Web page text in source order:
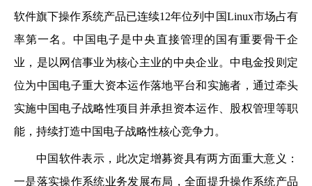
软件旗下操作系统产品已连续12年位列中国Linux市场占有
率第一名。中国电子是中央直接管理的国有重要骨干企
业，是以网信事业为核心主业的中央企业。中电金投则定
位为中国电子重大资本运作落地平台和实施者，通过牵头
实施中国电子战略性项目并承担资本运作、股权管理等职
能，持续打造中国电子战略性核心竞争力。
中国软件表示，此次定增募资具有两方面重大意义：
一是落实操作系统业务发展布局，全面提升操作系统产品